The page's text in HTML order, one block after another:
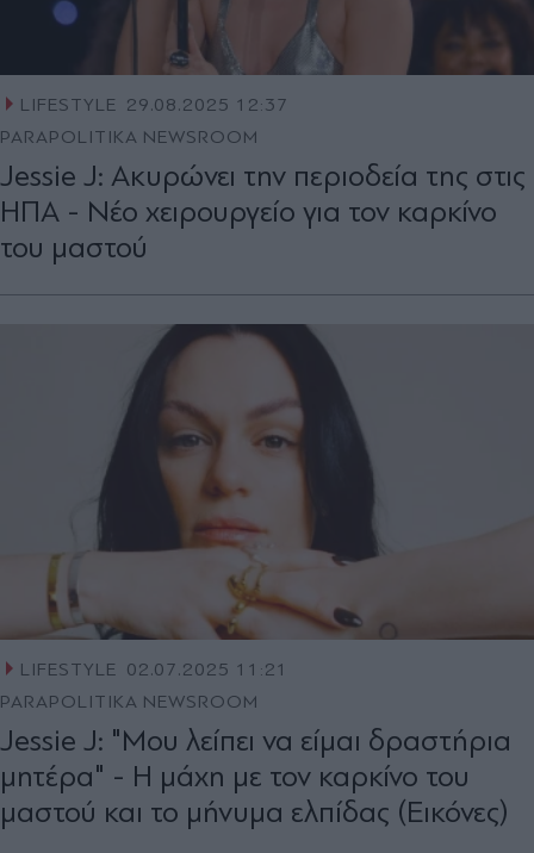
LIFESTYLE 29.08.2025 12:37
PARAPOLITIKA NEWSROOM
Jessie J: Ακυρώνει την περιοδεία της στις
ΗΠΑ - Νέο χειρουργείο για τον καρκίνο
του μαστού
LIFESTYLE 02.07.2025 11:21
PARAPOLITIKA NEWSROOM
Jessie J: "Μου λείπει να είμαι δραστήρια
μητέρα" - Η μάχη με τον καρκίνο του
μαστού και το μήνυμα ελπίδας (Εικόνες)